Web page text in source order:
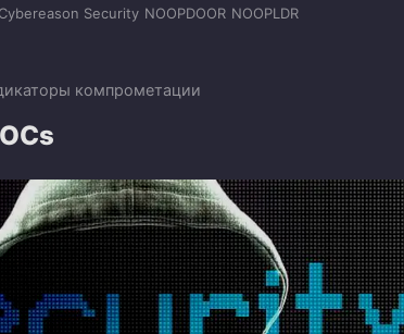
Cybereason Security NOOPDOOR NOOPLDR
компрометации